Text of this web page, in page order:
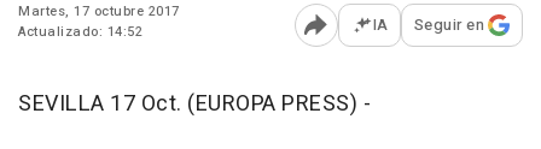
Martes, 17 octubre 2017
Actualizado: 14:52
Abrir opciones para
IA Seguir en
SEVILLA 17 Oct. (EUROPA PRESS) -